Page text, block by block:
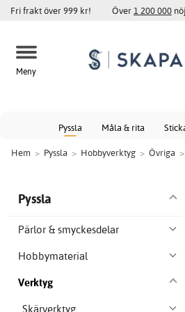
Fri frakt över 999 kr! Över1 200 000
Meny
Pyssla Måla & rita
Hem > Pyssla > Hobbyverktyg > Övriga >
Pyssla
Pärlor & smyckesdelar
Hobbymaterial
Verktyg
Skärverktyg